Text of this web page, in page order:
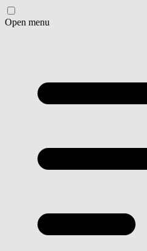
Open menu